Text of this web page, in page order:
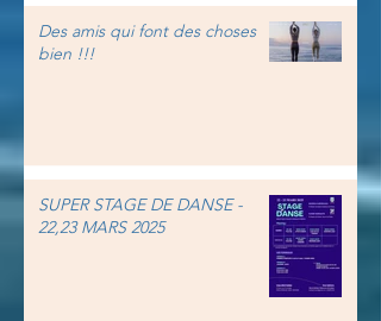
Des amis qui font des choses
bien !!!
SUPER STAGE DE DANSE -
22,23 MARS 2025